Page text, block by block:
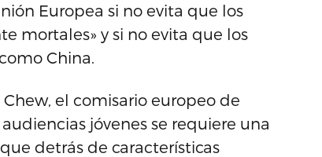
Europea si no evita que los
mortales» y si no evita que los
China.
el comisario europeo de
jóvenes se requiere una
detrás de características